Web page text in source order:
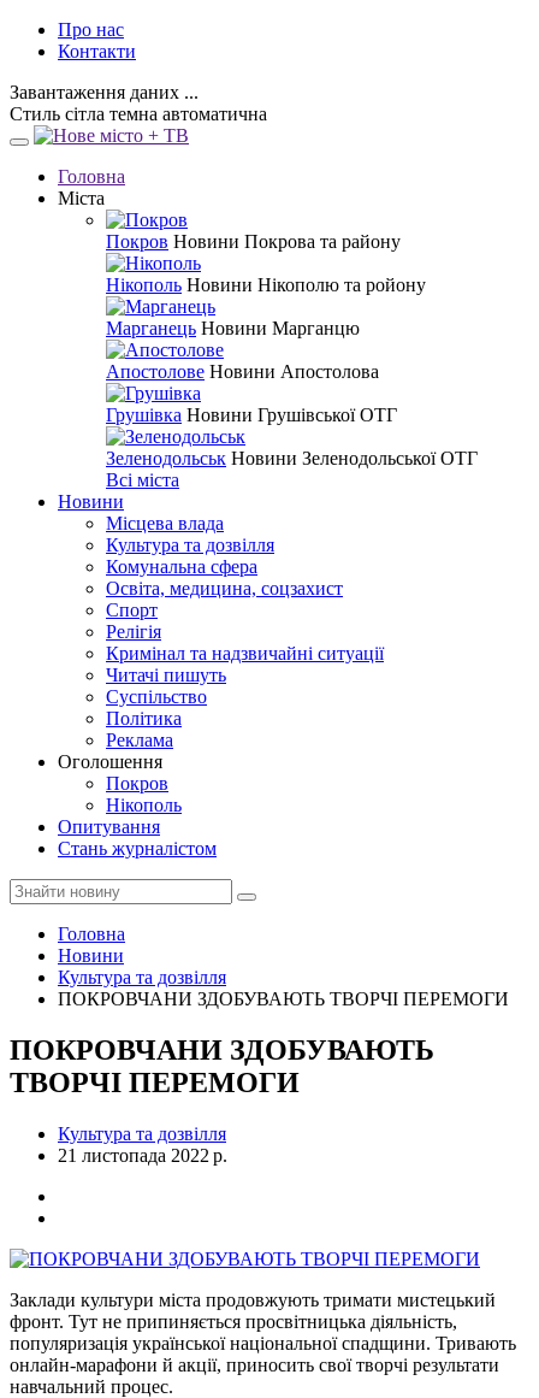
Про нас
Контакти
Завантаження даних ...
Стиль сітла темна автоматична
Головна
Міста
Покров Новини Покрова та району
Нікополь Новини Нікополю та ройону
Марганець Новини Марганцю
Апостолове Новини Апостолова
Грушівка Новини Грушівської ОТГ
Зеленодольськ Новини Зеленодольської ОТГ
Всі міста
Новини
Місцева влада
Культура та дозвілля
Комунальна сфера
Освіта, медицина, соцзахист
Спорт
Релігія
Кримінал та надзвичайні ситуації
Читачі пишуть
Суспільство
Політика
Реклама
Оголошення
Покров
Нікополь
Опитування
Стань журналістом
Головна
Новини
Культура та дозвілля
ПОКРОВЧАНИ ЗДОБУВАЮТЬ ТВОРЧІ ПЕРЕМОГИ
ПОКРОВЧАНИ ЗДОБУВАЮТЬ
ТВОРЧІ ПЕРЕМОГИ
Культура та дозвілля
21 листопада 2022 р.
Заклади культури міста продовжують тримати мистецький
фронт. Тут не припиняється просвітницька діяльність,
популяризація української національної спадщини. Тривають
онлайн-марафони й акції, приносить свої творчі результати
навчальний процес.